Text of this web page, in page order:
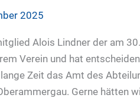
2025
Alois Lindner der am
Verein und hat
Zeit das Amt des
Gerne hätten